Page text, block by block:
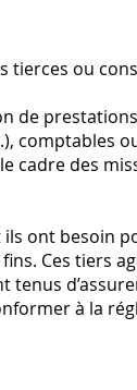
tierces ou
de
comptables
cadre des
ont besoin
fins. Ces tiers
à la